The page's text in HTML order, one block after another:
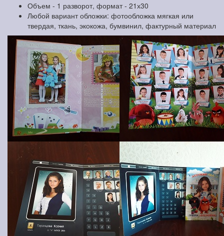
Объем - 1 разворот, формат - 21х30
Любой вариант обложки: фотообложка мягкая или
твердая, ткань, экокожа, бумвинил, фактурный материал